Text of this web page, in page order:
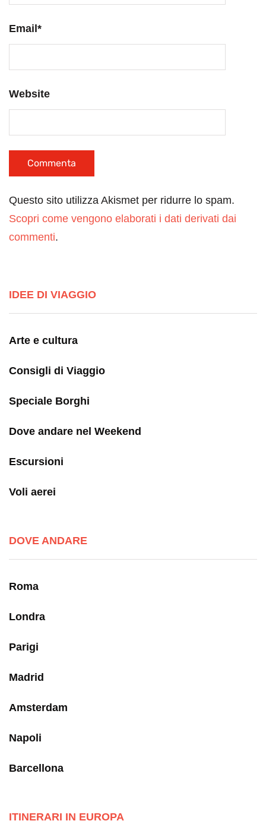
Email *
Website
Questo sito utilizza Akismet per ridurre lo spam.
Scopri come vengono elaborati i dati derivati dai
commenti.
IDEE DI VIAGGIO
Arte e cultura
Consigli di Viaggio
Speciale Borghi
Dove andare nel Weekend
Escursioni
Voli aerei
DOVE ANDARE
Roma
Londra
Parigi
Madrid
Amsterdam
Napoli
Barcellona
ITINERARI IN EUROPA